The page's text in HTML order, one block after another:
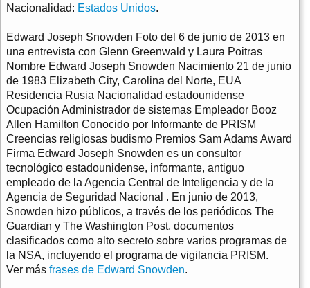
Nacionalidad: Estados Unidos.
Edward Joseph Snowden Foto del 6 de junio de 2013 en
una entrevista con Glenn Greenwald y Laura Poitras
Nombre Edward Joseph Snowden Nacimiento 21 de junio
de 1983 Elizabeth City, Carolina del Norte, EUA
Residencia Rusia Nacionalidad estadounidense
Ocupación Administrador de sistemas Empleador Booz
Allen Hamilton Conocido por Informante de PRISM
Creencias religiosas budismo Premios Sam Adams Award
Firma Edward Joseph Snowden es un consultor
tecnológico estadounidense, informante, antiguo
empleado de la Agencia Central de Inteligencia y de la
Agencia de Seguridad Nacional . En junio de 2013,
Snowden hizo públicos, a través de los periódicos The
Guardian y The Washington Post, documentos
clasificados como alto secreto sobre varios programas de
la NSA, incluyendo el programa de vigilancia PRISM.
Ver más frases de Edward Snowden.